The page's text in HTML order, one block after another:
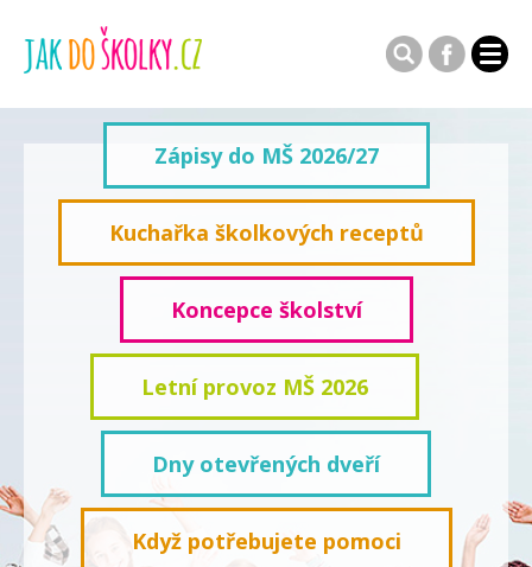
Zápisy do MŠ 2026/27
Kuchařka školkových receptů
Koncepce školství
Letní provoz MŠ 2026
Dny otevřených dveří
Když potřebujete pomoci